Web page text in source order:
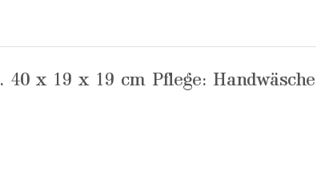
x 19 x 19 cm Pflege: Handwäsche